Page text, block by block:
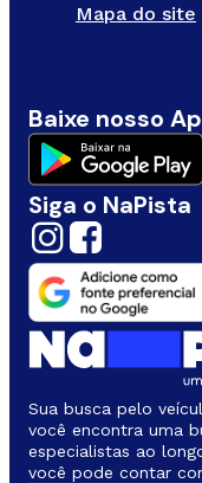
Mapa do site
Baixe nosso
Siga o NaPista
Sua busca pelo
você encontra uma
especialistas ao
você pode contar